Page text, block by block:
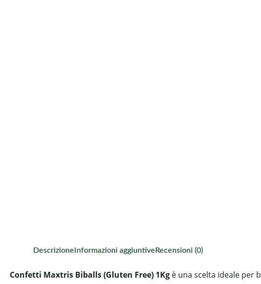
Descrizione Informazioni aggiuntive Recensioni (0)
Confetti Maxtris Biballs (Gluten Free) 1Kg è una scelta ideale per